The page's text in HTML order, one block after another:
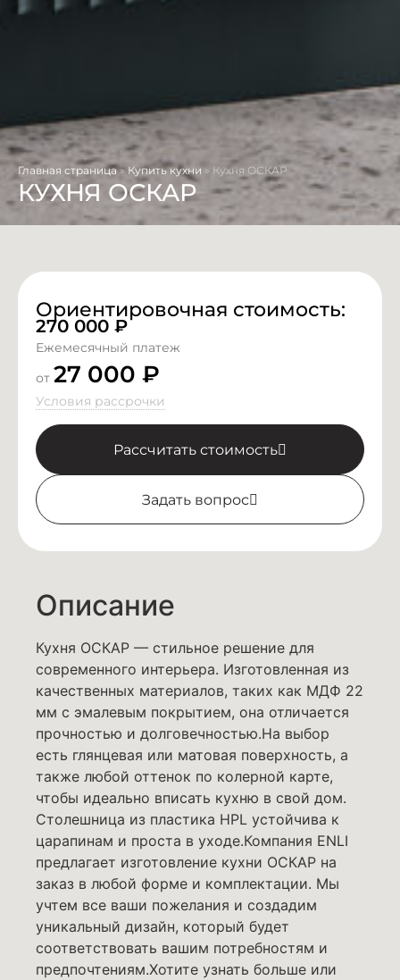
Главная страница» Купить кухни» Кухня ОСКАР
КУХНЯ ОСКАР
Ориентировочная стоимость:
270 000 ₽
Ежемесячный платеж
от 27 000 ₽
Условия рассрочки
Рассчитать стоимость
Задать вопрос
Описание
Кухня ОСКАР — стильное решение для
современного интерьера. Изготовленная из
качественных материалов, таких как МДФ 22
мм с эмалевым покрытием, она отличается
прочностью и долговечностью.На выбор
есть глянцевая или матовая поверхность, а
также любой оттенок по колерной карте,
чтобы идеально вписать кухню в свой дом.
Столешница из пластика HPL устойчива к
царапинам и проста в уходе.Компания ENLI
предлагает изготовление кухни ОСКАР на
заказ в любой форме и комплектации. Мы
учтем все ваши пожелания и создадим
уникальный дизайн, который будет
соответствовать вашим потребностям и
предпочтениям.Хотите узнать больше или